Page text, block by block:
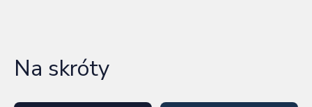
Na skróty